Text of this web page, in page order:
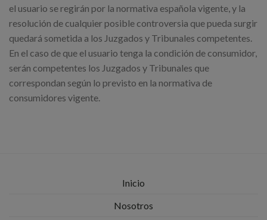
el usuario se regirán por la normativa española vigente, y la
resolución de cualquier posible controversia que pueda surgir
quedará sometida a los Juzgados y Tribunales competentes.
En el caso de que el usuario tenga la condición de consumidor,
serán competentes los Juzgados y Tribunales que
correspondan según lo previsto en la normativa de
consumidores vigente.
Inicio
Nosotros